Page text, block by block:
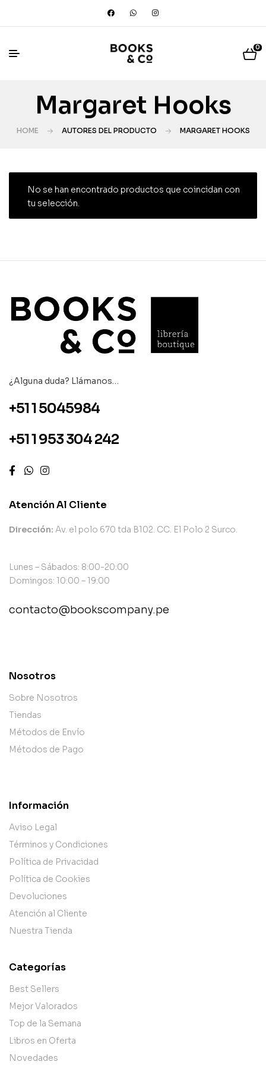
0
Margaret Hooks
HOME AUTORES DEL PRODUCTO MARGARET HOOKS
No se han encontrado productos que coincidan con
tu selección.
¿Alguna duda? Llámanos…
+51 1 5045984
+51 1 953 304 242
Atención Al Cliente
Dirección: Av. el polo 670 tda B102. CC. El Polo 2 Surco.
Lunes – Sábados: 8:00-20:00
Domingos: 10:00 – 19:00
contacto@bookscompany.pe
Nosotros
Sobre Nosotros
Tiendas
Métodos de Envío
Métodos de Pago
Información
Aviso Legal
Términos y Condiciones
Política de Privacidad
Política de Cookies
Devoluciones
Atención al Cliente
Nuestra Tienda
Categorías
Best Sellers
Mejor Valorados
Top de la Semana
Libros en Oferta
Novedades